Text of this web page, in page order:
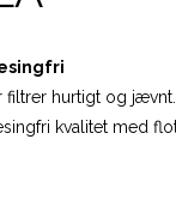
hurtigt og
kvalitet med